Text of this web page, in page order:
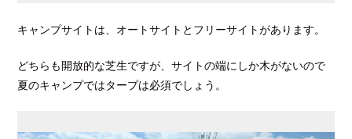
キャンプサイトは、オートサイトとフリーサイトがあります。
どちらも開放的な芝生ですが、サイトの端にしか木がないので
夏のキャンプではタープは必須でしょう。